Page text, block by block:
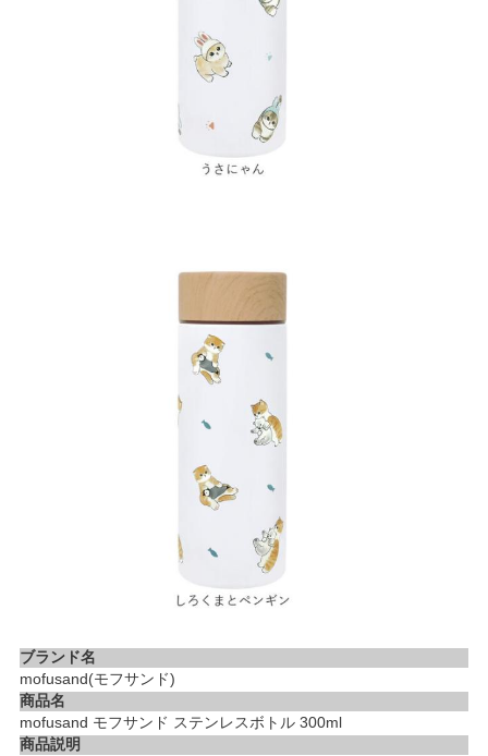
ブランド名
mofusand(モフサンド)
商品名
mofusand モフサンド ステンレスボトル 300ml
商品説明